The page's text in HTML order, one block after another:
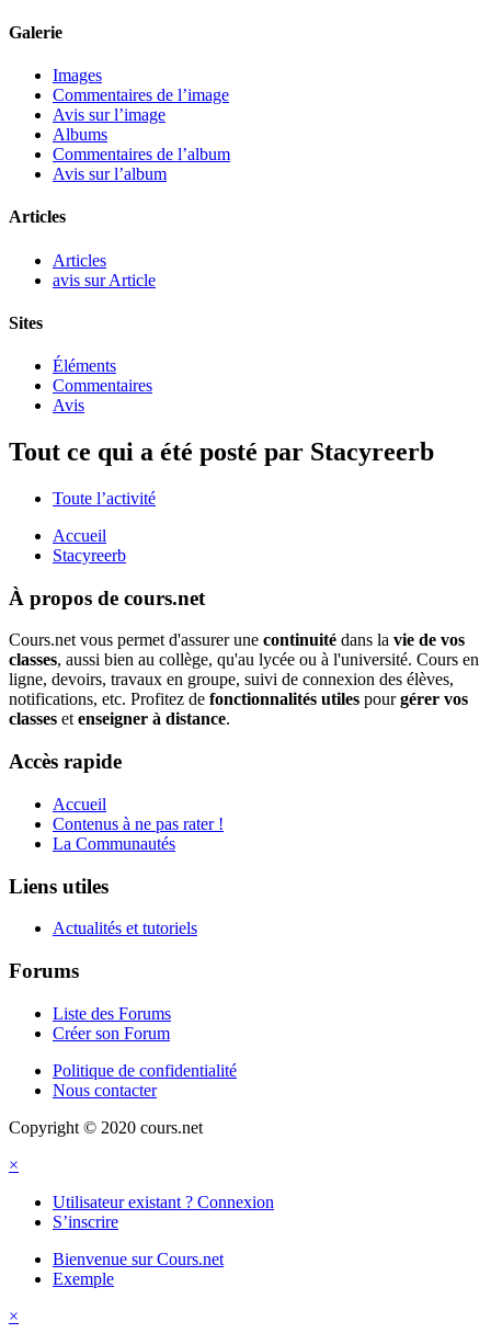
Galerie
Images
Commentaires de l’image
Avis sur l’image
Albums
Commentaires de l’album
Avis sur l’album
Articles
Articles
avis sur Article
Sites
Éléments
Commentaires
Avis
Tout ce qui a été posté par Stacyreerb
Toute l’activité
Accueil
Stacyreerb
À propos de cours.net
Cours.net vous permet d'assurer une continuité dans la vie de vos
classes, aussi bien au collège, qu'au lycée ou à l'université. Cours en
ligne, devoirs, travaux en groupe, suivi de connexion des élèves,
notifications, etc. Profitez de fonctionnalités utiles pourgérer vos
classes etenseigner à distance.
Accès rapide
Accueil
Contenus à ne pas rater !
La Communautés
Liens utiles
Actualités et tutoriels
Forums
Liste des Forums
Créer son Forum
Politique de confidentialité
Nous contacter
Copyright © 2020 cours.net
×
Utilisateur existant ? Connexion
S’inscrire
Bienvenue sur Cours.net
Exemple
×